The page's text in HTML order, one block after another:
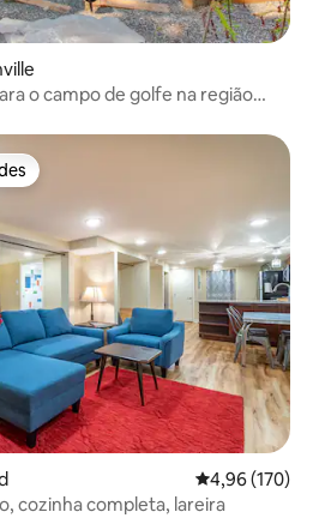
o campo de golfe na região
dos hóspedes
4,96 de uma
4,96 (170)
cozinha completa, lareira